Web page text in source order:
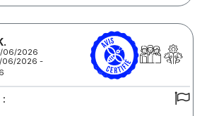
06/2026
06/2026 -
: